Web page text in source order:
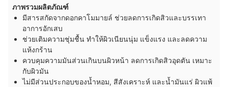
ภาพรวมผลิตภัณฑ์
มีสารสกัดจากดอกคาโมมายล์ ช่วยลดการเกิดสิวและบรรเทา
อาการอักเสบ
ช่วยเติมความชุ่มชื้น ทำให้ผิวเนียนนุ่ม แข็งแรง และลดความ
แห้งกร้าน
ควบคุมความมันส่วนเกินบนผิวหน้า ลดการเกิดสิวอุดตัน เหมาะ
กับผิวมัน
ไม่มีส่วนประกอบของน้ำหอม, สีสังเคราะห์ และน้ำมันแร่ ผิวแพ้